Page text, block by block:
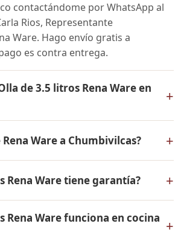
contactándome por WhatsApp al
Rios, Representante
Ware. Hago envío gratis a
es contra entrega.
de 3.5 litros Rena Ware en
+
por WhatsApp para conocer
disponibles y facilidades
el 10% de inicial.
Ware a Chumbivilcas? +
y a todo el Perú. El pago es
Rena Ware tiene garantía? +
de fabricación. Todos los
están fabricados en acero
Rena Ware funciona en cocina +